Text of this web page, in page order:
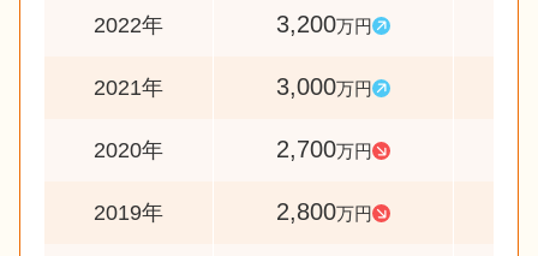
2022年 3,200万円
2021年 3,000万円
2020年 2,700万円
2019年 2,800万円